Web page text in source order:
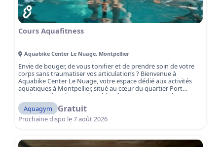
Cours Aquafitness
Aquabike Center Le Nuage, Montpellier
Envie de bouger, de vous tonifier et de prendre soin de votre
corps sans traumatiser vos articulations ? Bienvenue à
Aquabike Center Le Nuage, votre espace dédié aux activités
aquatiques à Montpellier, situé au cœur du quartier Port
Marianne, dans le complexe bien-être Le Nuage. Ici, l’eau
devient votre meilleur allié pour vous remettre en forme, vous
tonifier et vous dépasser, sans impact sur les articulations,
dans un cadre moderne, lumineux et inspirant. Aquabike,
aquagym ou aquamix : trois façons de bouger dans l’eau et de
débutant·e, sportif·ve confirmé·e ou en reprise d’activité, nos
Aquagym Gratuit
Prochaine dispo le7 août 2026